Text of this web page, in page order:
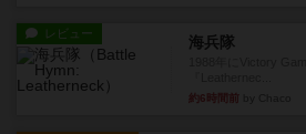
レビュー 海兵隊
約6時間前